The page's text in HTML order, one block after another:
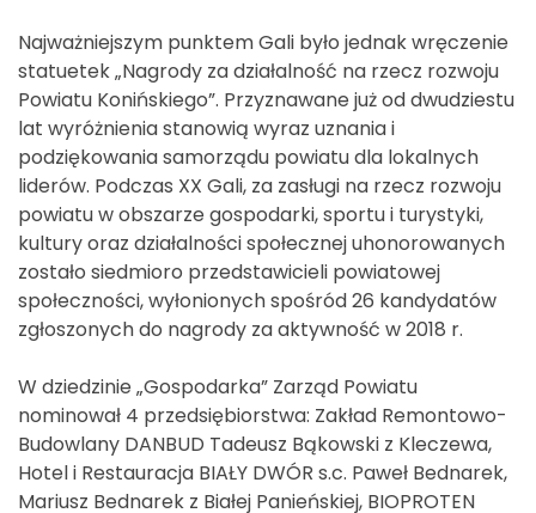
Najważniejszym punktem Gali było jednak wręczenie
statuetek „Nagrody za działalność na rzecz rozwoju
Powiatu Konińskiego”. Przyznawane już od dwudziestu
lat wyróżnienia stanowią wyraz uznania i
podziękowania samorządu powiatu dla lokalnych
liderów. Podczas XX Gali, za zasługi na rzecz rozwoju
powiatu w obszarze gospodarki, sportu i turystyki,
kultury oraz działalności społecznej uhonorowanych
zostało siedmioro przedstawicieli powiatowej
społeczności, wyłonionych spośród 26 kandydatów
zgłoszonych do nagrody za aktywność w 2018 r.
W dziedzinie „Gospodarka” Zarząd Powiatu
nominował 4 przedsiębiorstwa: Zakład Remontowo-
Budowlany DANBUD Tadeusz Bąkowski z Kleczewa,
Hotel i Restauracja BIAŁY DWÓR s.c. Paweł Bednarek,
Mariusz Bednarek z Białej Panieńskiej, BIOPROTEN